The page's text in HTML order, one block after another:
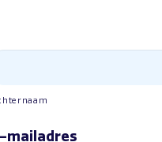
mailadres